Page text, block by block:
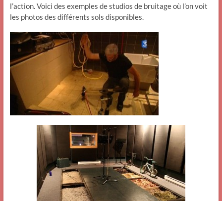
l’action. Voici des exemples de studios de bruitage où l’on voit
les photos des différents sols disponibles.